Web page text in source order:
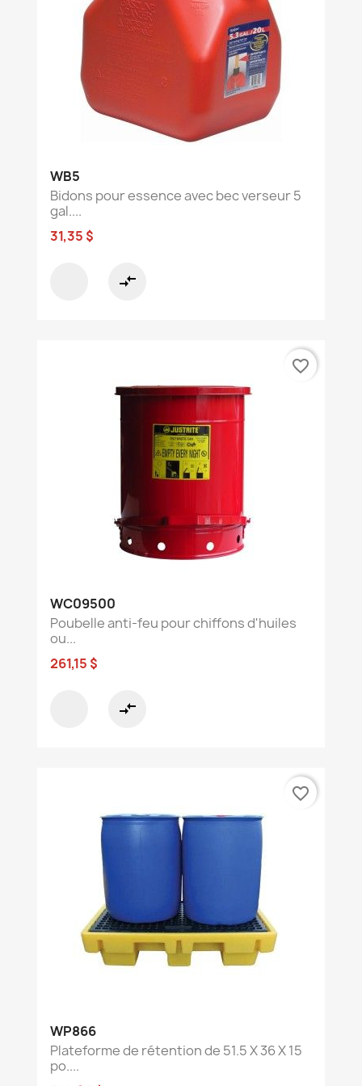
WB5
Bidons pour essence avec bec verseur 5
gal....
31,35 $
compare_arrows
WC09500
Poubelle anti-feu pour chiffons d'huiles
ou...
261,15 $
compare_arrows
favorite_border
WP866
Plateforme de rétention de 51.5 X 36 X 15
po....
favorite_border